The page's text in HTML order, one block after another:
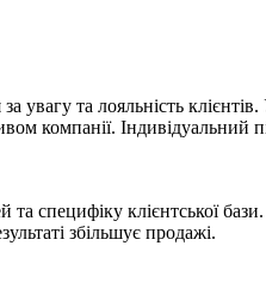
увагу та лояльність
компанії.
специфіку клієнтської
збільшує продажі.